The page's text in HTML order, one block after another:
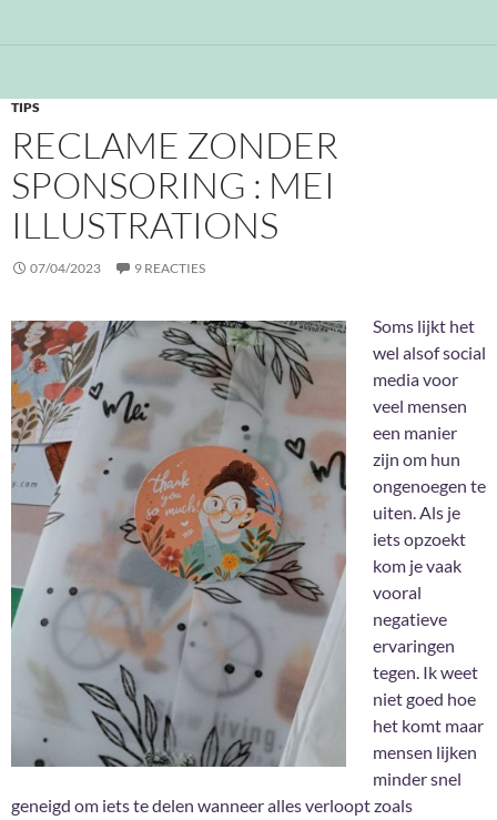
TIPS
RECLAME ZONDER
SPONSORING : MEI
ILLUSTRATIONS
07/04/2023 9 REACTIES
Soms lijkt het
wel alsof social
media voor
veel mensen
een manier
zijn om hun
ongenoegen te
uiten. Als je
iets opzoekt
kom je vaak
vooral
negatieve
ervaringen
tegen. Ik weet
niet goed hoe
het komt maar
mensen lijken
minder snel
geneigd om iets te delen wanneer alles verloopt zoals